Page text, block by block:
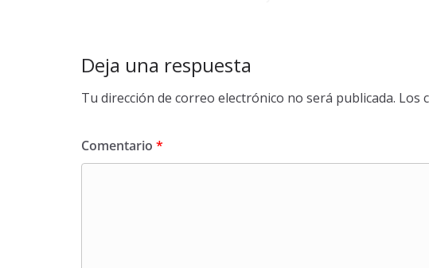
Deja una respuesta
Tu dirección de correo electrónico no será publicada. Los
Comentario *